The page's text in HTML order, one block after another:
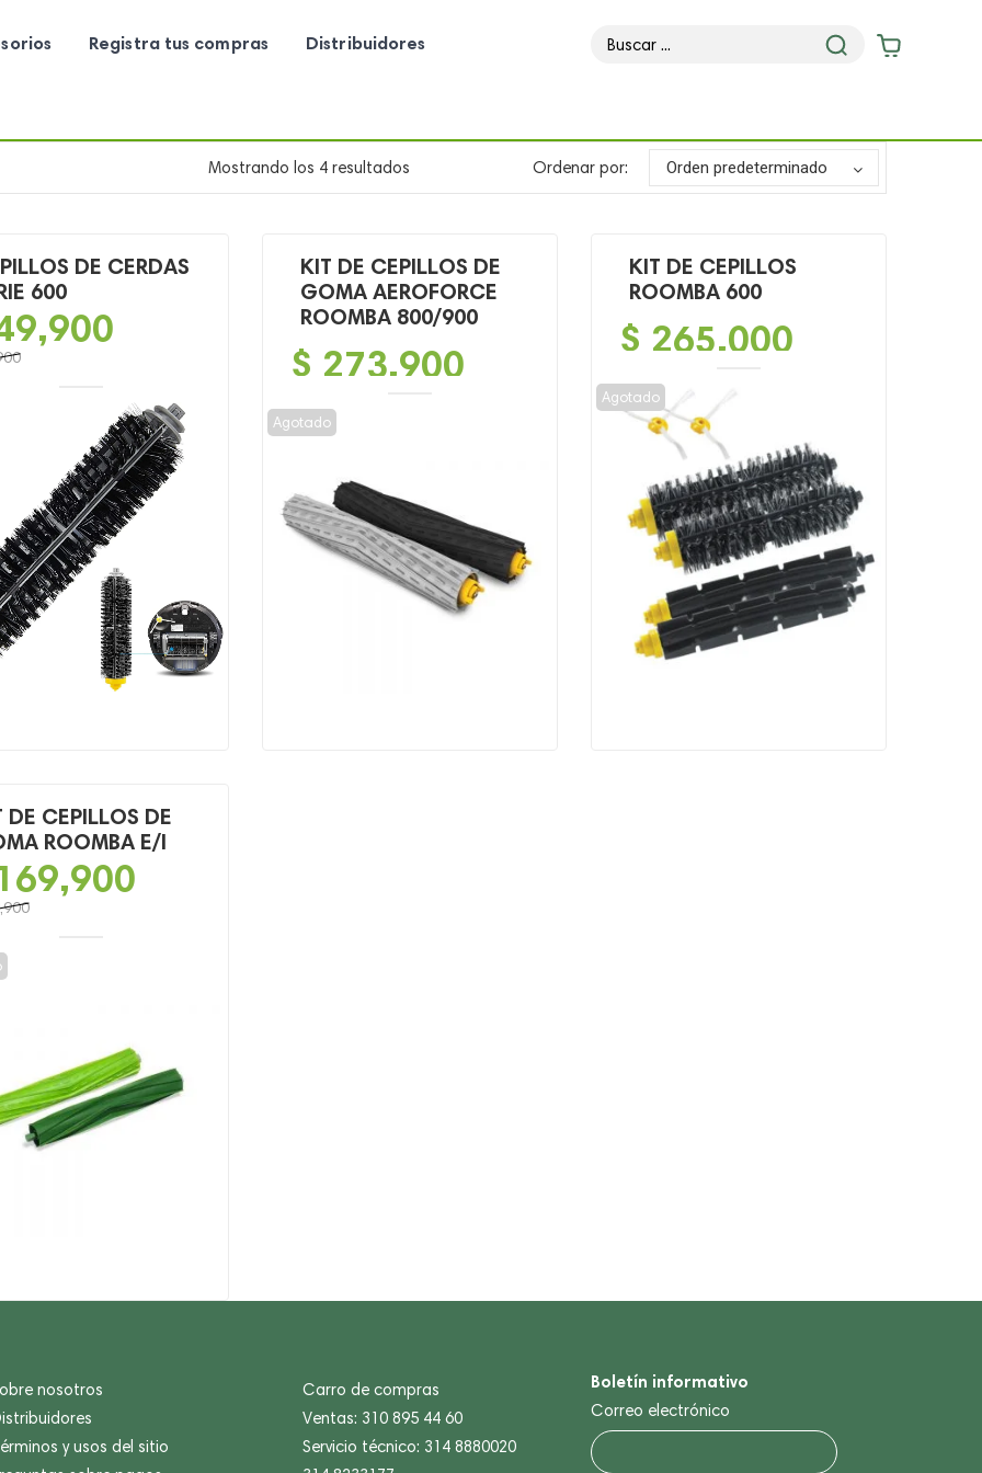
Registra tus compras Distribuidores
Mostrando los 4 resultados Ordenar por: Orden predeterminado
DE CERDAS
600
KIT DE CEPILLOS DE
GOMA AEROFORCE
ROOMBA 800/900
$ 273,900
Agotado
KIT DE CEPILLOS
ROOMBA 600
$ 265,000
Agotado
DE CEPILLOS DE
ROOMBA E/I
nosotros
y usos del sitio
Carro de compras
Ventas: 310 895 44 60
Servicio técnico: 314 8880020
Boletín informativo
Correo electrónico